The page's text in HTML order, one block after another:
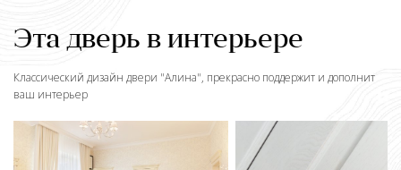
Эта дверь в интерьере
Классический дизайн двери "Алина", прекрасно поддержит и дополнит
ваш интерьер